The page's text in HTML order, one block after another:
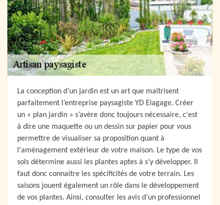
La conception d’un jardin est un art que maîtrisent
parfaitement l’entreprise paysagiste YD Elagage. Créer
un « plan jardin » s’avère donc toujours nécessaire, c'est
à dire une maquette ou un dessin sur papier pour vous
permettre de visualiser sa proposition quant à
l'aménagement extérieur de votre maison. Le type de vos
sols détermine aussi les plantes aptes à s’y développer. Il
faut donc connaitre les spécificités de votre terrain. Les
saisons jouent également un rôle dans le développement
de vos plantes. Ainsi, consulter les avis d’un professionnel